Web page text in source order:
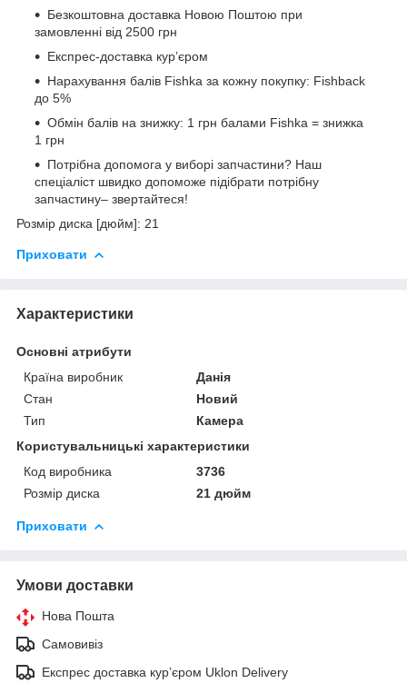
Безкоштовна доставка Новою Поштою при
замовленні від 2500 грн
Експрес-доставка кур’єром
Нарахування балів Fishka за кожну покупку: Fishback
до 5%
Обмін балів на знижку: 1 грн балами Fishka = знижка
1 грн
Потрібна допомога у виборі запчастини? Наш
спеціаліст швидко допоможе підібрати потрібну
запчастину– звертайтеся!
Розмір диска [дюйм]: 21
Приховати
Характеристики
Основні атрибути
Країна виробник
Данія
Стан
Новий
Тип
Камера
Користувальницькі характеристики
Код виробника
3736
Розмір диска
21 дюйм
Приховати
Умови доставки
Нова Пошта
Самовивіз
Експрес доставка кур’єром Uklon Delivery